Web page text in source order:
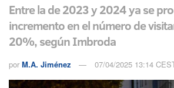
Entre la de 2023 y 2024 ya se
incremento en el número de
20%, según Imbroda
por M.A. Jiménez 07/04/2025 13:14